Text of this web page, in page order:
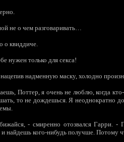
не о чем разговаривать…
о квиддиче.
нужен только для секса!
надменную маску, холодно
Поттер, я очень не люблю, когда
то не дождешься. Я неоднократно
- смиренно отозвался Гарри.
и найдешь кого-нибудь получше. Потому